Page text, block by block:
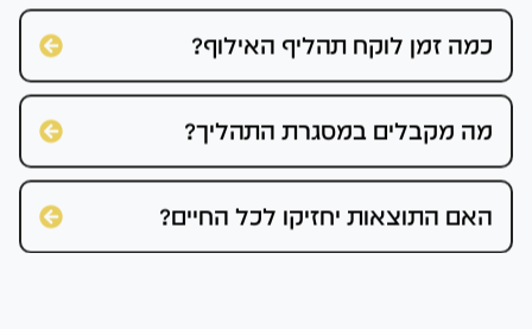
כמה זמן לוקח תהליף האילוף?
מה מקבלים במסגרת התהליך?
האם התוצאות יחזיקו לכל החיים?